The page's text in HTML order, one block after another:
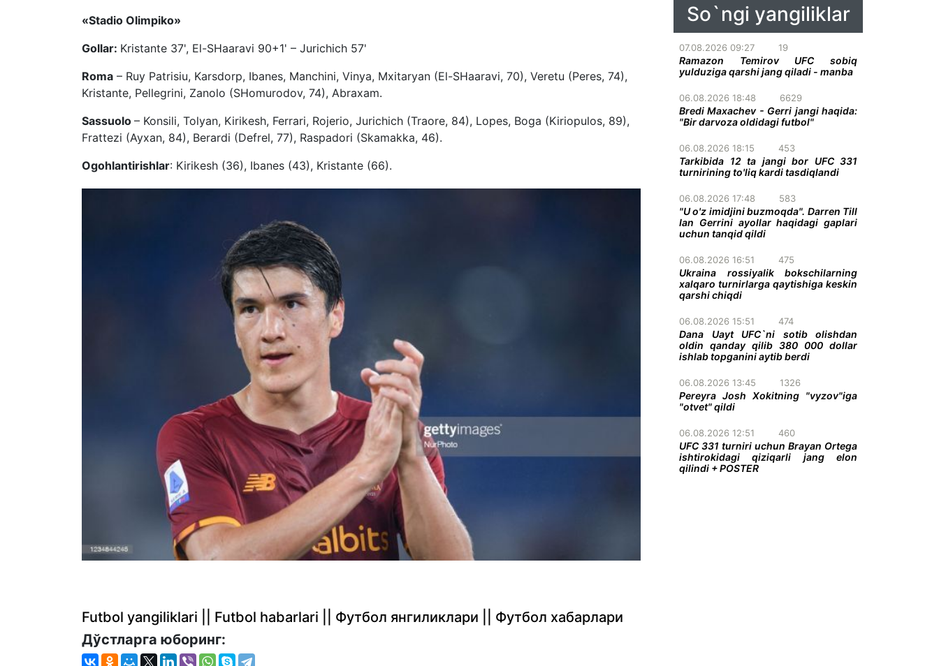
«Stadio Olimpiko»
Gollar: Kristante 37', El-SHaaravi 90+1' – Jurichich 57'
Roma – Ruy Patrisiu, Karsdorp, Ibanes, Manchini, Vinya, Mxitaryan (El-SHaaravi, 70), Veretu (Peres, 74),
Kristante, Pellegrini, Zanolo (SHomurodov, 74), Abraxam.
Sassuolo – Konsili, Tolyan, Kirikesh, Ferrari, Rojerio, Jurichich (Traore, 84), Lopes, Boga (Kiriopulos, 89),
Frattezi (Ayxan, 84), Berardi (Defrel, 77), Raspadori (Skamakka, 46).
Ogohlantirishlar: Kirikesh (36), Ibanes (43), Kristante (66).
Futbol yangiliklari || Futbol habarlari || Футбол янгиликлари || Футбол хабарлари
Дўстларга юборинг:
So`ngi yangiliklar
07.08.2026 09:27 19
Ramazon Temirov UFC sobiq
yulduziga qarshi jang qiladi - manba
06.08.2026 18:48 6629
Bredi Maxachev - Gerri jangi haqida:
"Bir darvoza oldidagi futbol"
06.08.2026 18:15 453
Tarkibida 12 ta jangi bor UFC 331
turnirining to'liq kardi tasdiqlandi
06.08.2026 17:48 583
"U o'z imidjini buzmoqda". Darren Till
Ian Gerrini ayollar haqidagi gaplari
uchun tanqid qildi
06.08.2026 16:51 475
Ukraina rossiyalik bokschilarning
xalqaro turnirlarga qaytishiga keskin
qarshi chiqdi
06.08.2026 15:51 474
Dana Uayt UFC`ni sotib olishdan
oldin qanday qilib 380 000 dollar
ishlab topganini aytib berdi
06.08.2026 13:45 1326
Pereyra Josh Xokitning "vyzov"iga
"otvet" qildi
06.08.2026 12:51 460
UFC 331 turniri uchun Brayan Ortega
ishtirokidagi qiziqarli jang elon
qilindi + POSTER